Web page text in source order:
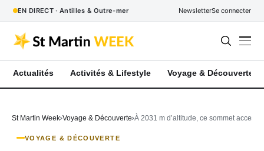
EN DIRECT · Antilles & Outre-mer NewsletterSe connecter
Actualités Activités & Lifestyle Voyage & Découverte
St Martin Week Voyage & Découverte À 2031 m d’altitude, ce sommet
VOYAGE & DÉCOUVERTE